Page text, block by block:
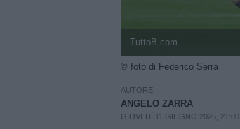
TuttoB.com
© foto di Federico Serra
AUTORE
ANGELO ZARRA
GIOVEDÌ 11 GIUGNO 2026, 21:00